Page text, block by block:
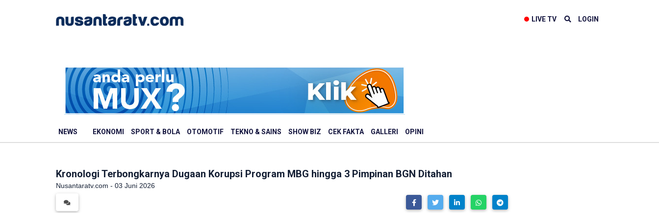
LIVE TV LOGIN
NEWS EKONOMI SPORT & BOLA OTOMOTIF TEKNO & SAINS SHOW BIZ CEK FAKTA GALLERI OPINI
Kronologi Terbongkarnya Dugaan Korupsi Program MBG hingga 3 Pimpinan BGN Ditahan
Nusantaratv.com - 03 Juni 2026